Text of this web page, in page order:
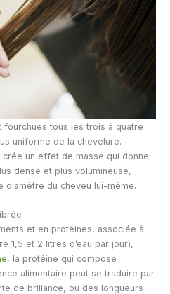
tous les trois à quatre
uniforme de la chevelure.
un effet de masse qui donne
dense et plus volumineuse,
diamètre du cheveu lui-même.
et en protéines, associée à
1,5 et 2 litres d’eau par jour),
, la protéine qui compose
alimentaire peut se traduire par
de brillance, ou des longueurs